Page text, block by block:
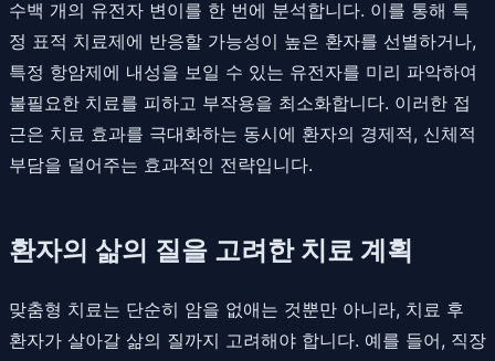
수백 개의 유전자 변이를 한 번에 분석합니다. 이를 통해 특
정 표적 치료제에 반응할 가능성이 높은 환자를 선별하거나,
특정 항암제에 내성을 보일 수 있는 유전자를 미리 파악하여
불필요한 치료를 피하고 부작용을 최소화합니다. 이러한 접
근은 치료 효과를 극대화하는 동시에 환자의 경제적, 신체적
부담을 덜어주는 효과적인 전략입니다.
환자의 삶의 질을 고려한 치료 계획
맞춤형 치료는 단순히 암을 없애는 것뿐만 아니라, 치료 후
환자가 살아갈 삶의 질까지 고려해야 합니다. 예를 들어, 직장